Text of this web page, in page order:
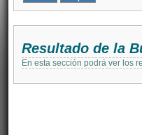
Resultado de la
En esta sección podrá ver los